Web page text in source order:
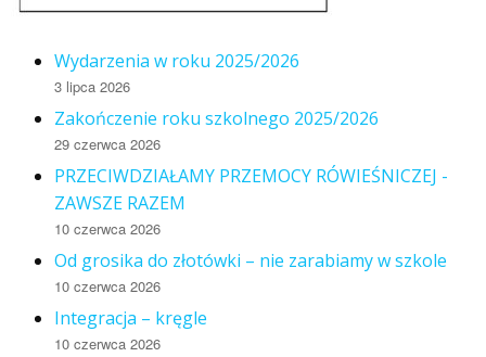
Wydarzenia w roku 2025/2026
3 lipca 2026
Zakończenie roku szkolnego 2025/2026
29 czerwca 2026
PRZECIWDZIAŁAMY PRZEMOCY RÓWIEŚNICZEJ -
ZAWSZE RAZEM
10 czerwca 2026
Od grosika do złotówki – nie zarabiamy w szkole
10 czerwca 2026
Integracja – kręgle
10 czerwca 2026